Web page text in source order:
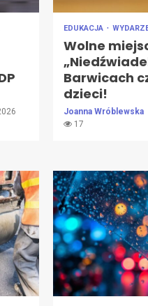
EDUKACJA
Wolne
Barwicach
dzieci!
Joanna Wróblewska
17